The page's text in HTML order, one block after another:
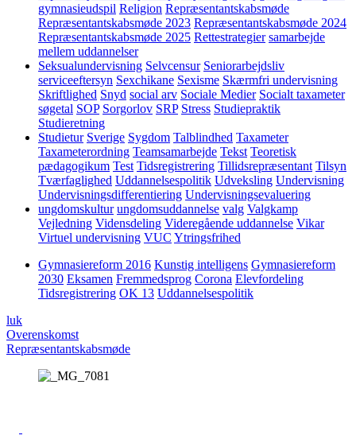
gymnasieudspil Religion Repræsentantskabsmøde
Repræsentantskabsmøde 2023 Repræsentantskabsmøde 2024
Repræsentantskabsmøde 2025 Rettestrategier samarbejde
mellem uddannelser
Seksualundervisning Selvcensur Seniorarbejdsliv
serviceeftersyn Sexchikane Sexisme Skærmfri undervisning
Skriftlighed Snyd social arv Sociale Medier Socialt taxameter
søgetal SOP Sorgorlov SRP Stress Studiepraktik
Studieretning
Studietur Sverige Sygdom Talblindhed Taxameter
Taxameterordning Teamsamarbejde Tekst Teoretisk
pædagogikum Test Tidsregistrering Tillidsrepræsentant Tilsyn
Tværfaglighed Uddannelsespolitik Udveksling Undervisning
Undervisningsdifferentiering Undervisningsevaluering
ungdomskultur ungdomsuddannelse valg Valgkamp
Vejledning Vidensdeling Videregående uddannelse Vikar
Virtuel undervisning VUC Ytringsfrihed
Gymnasiereform 2016 Kunstig intelligens Gymnasiereform
2030 Eksamen Fremmedsprog Corona Elevfordeling
Tidsregistrering OK 13 Uddannelsespolitik
luk
Overenskomst
Repræsentantskabsmøde